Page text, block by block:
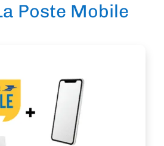
Poste Mobile